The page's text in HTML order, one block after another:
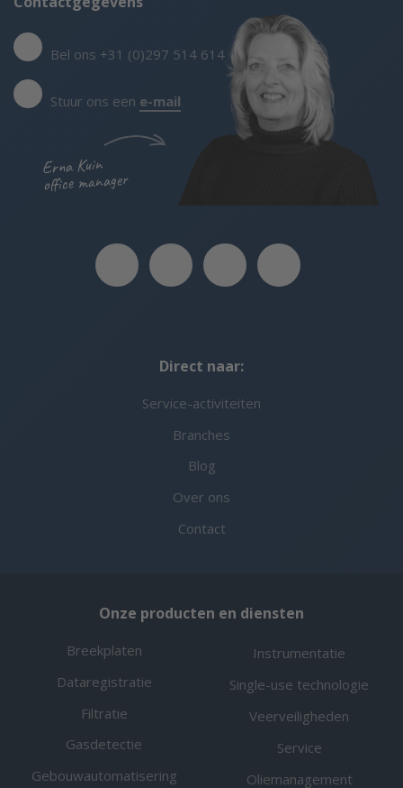
Erna Kuin
office manager
Bel ons +31 (0)297 514 614
Stuur ons een e-mail
Direct naar:
Service-activiteiten
Branches
Blog
Over ons
Contact
Onze producten en diensten
Breekplaten
Dataregistratie
Filtratie
Gasdetectie
Gebouwautomatisering
Instrumentatie
Single-use technologie
Veerveiligheden
Service
Oliemanagement